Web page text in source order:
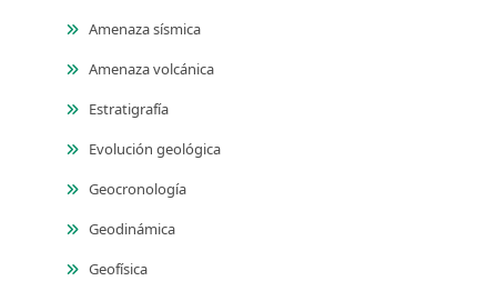
Amenaza sísmica
Amenaza volcánica
Estratigrafía
Evolución geológica
Geocronología
Geodinámica
Geofísica